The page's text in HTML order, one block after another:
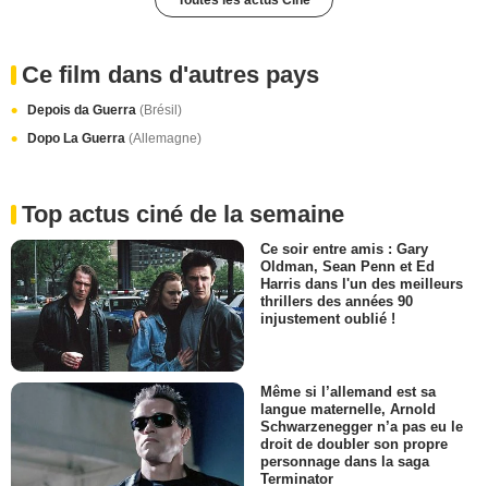
Ce film dans d'autres pays
Depois da Guerra (Brésil)
Dopo La Guerra (Allemagne)
Top actus ciné de la semaine
Ce soir entre amis : Gary
Oldman, Sean Penn et Ed
Harris dans l'un des meilleurs
thrillers des années 90
injustement oublié !
Même si l’allemand est sa
langue maternelle, Arnold
Schwarzenegger n’a pas eu le
droit de doubler son propre
personnage dans la saga
Terminator